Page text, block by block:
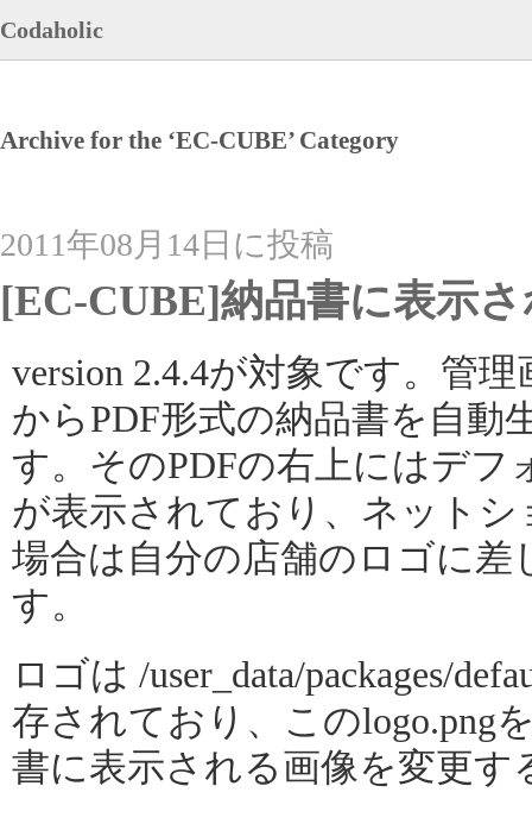
Codaholic
Archive for the ‘EC-CUBE’ Category
2011年08月14日に投稿
[EC-CUBE]納品書に表示
version 2.4.4が対象です。管
からPDF形式の納品書を自動
す。そのPDFの右上にはデフ
が表示されており、ネット
場合は自分の店舗のロゴに差
す。
ロゴは /user_data/packages/
存されており、このlogo.png
書に表示される画像を変更す